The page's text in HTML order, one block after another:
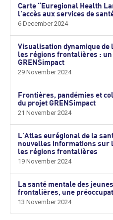
Carte “Euregional Health
l'accès aux services de
6 December 2024
Visualisation dynamique de
les régions frontalières :
GRENSimpact
29 November 2024
Frontières, pandémies et
du projet GRENSimpact
21 November 2024
L'Atlas eurégional de la
nouvelles informations sur
les régions frontalières
19 November 2024
La santé mentale des
frontalières, une
13 November 2024